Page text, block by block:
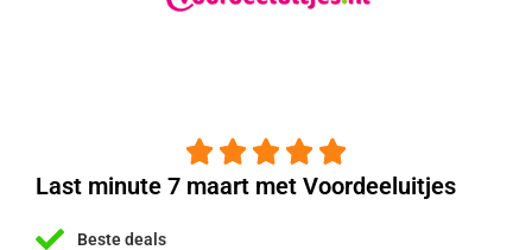
    
Last minute 7 maart met Voordeeluitjes
Beste deals